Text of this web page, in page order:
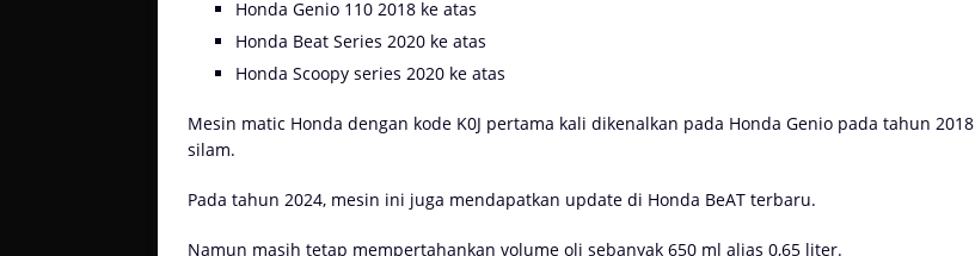
Honda Genio 110 2018 ke atas
Honda Beat Series 2020 ke atas
Honda Scoopy series 2020 ke atas
Mesin matic Honda dengan kode K0J pertama kali dikenalkan pada Honda Genio pada tahun 2018
silam.
Pada tahun 2024, mesin ini juga mendapatkan update di Honda BeAT terbaru.
Namun masih tetap mempertahankan volume oli sebanyak 650 ml alias 0,65 liter.